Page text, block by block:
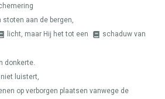
stoten aan de bergen,
licht, maar Hij het tot een
schaduw van
donkerte.
luistert,
op verborgen plaatsen vanwege de